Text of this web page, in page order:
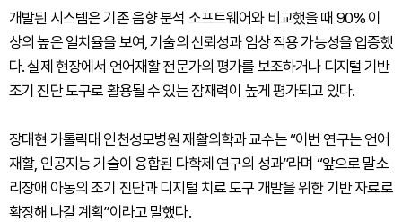
개발된 시스템은 기존 음향 분석 소프트웨어와 비교했을 때 90% 이
상의 높은 일치율을 보여, 기술의 신뢰성과 임상 적용 가능성을 입증했
다. 실제 현장에서 언어재활 전문가의 평가를 보조하거나 디지털 기반
조기 진단 도구로 활용될 수 있는 잠재력이 높게 평가되고 있다.
장대현 가톨릭대 인천성모병원 재활의학과 교수는 “이번 연구는 언어
재활, 인공지능 기술이 융합된 다학제 연구의 성과”라며 “앞으로 말소
리장애 아동의 조기 진단과 디지털 치료 도구 개발을 위한 기반 자료로
확장해 나갈 계획”이라고 말했다.